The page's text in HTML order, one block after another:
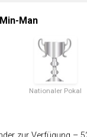
Man
Nationaler Pokal